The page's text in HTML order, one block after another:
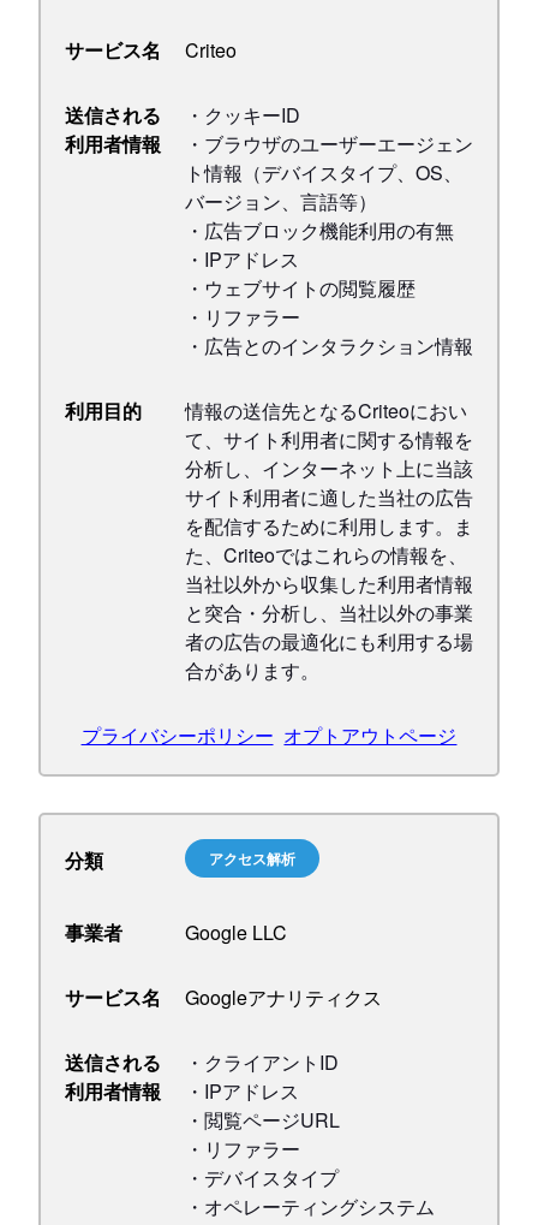
サービス名 Criteo
送信される
利用者情報
・クッキーID
・ブラウザのユーザーエージェン
ト情報（デバイスタイプ、OS、
バージョン、言語等）
・広告ブロック機能利用の有無
・IPアドレス
・ウェブサイトの閲覧履歴
・リファラー
・広告とのインタラクション情報
利用目的
情報の送信先となるCriteoにおい
て、サイト利用者に関する情報を
分析し、インターネット上に当該
サイト利用者に適した当社の広告
を配信するために利用します。ま
た、Criteoではこれらの情報を、
当社以外から収集した利用者情報
と突合・分析し、当社以外の事業
者の広告の最適化にも利用する場
合があります。
プライバシーポリシー オプトアウトページ
分類 アクセス解析
事業者 Google LLC
サービス名 Googleアナリティクス
送信される
利用者情報
・クライアントID
・IPアドレス
・閲覧ページURL
・リファラー
・デバイスタイプ
・オペレーティングシステム